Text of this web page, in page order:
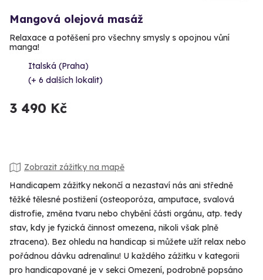
Mangová olejová masáž
Relaxace a potěšení pro všechny smysly s opojnou vůní
manga!
Italská (Praha)
(+ 6 dalších lokalit)
3 490 Kč
Zobrazit zážitky na mapě
Handicapem zážitky nekončí a nezastaví nás ani středně
těžké tělesné postižení (osteoporóza, amputace, svalová
distrofie, změna tvaru nebo chybění části orgánu, atp. tedy
stav, kdy je fyzická činnost omezena, nikoli však plně
ztracena). Bez ohledu na handicap si můžete užít relax nebo
pořádnou dávku adrenalinu! U každého zážitku v kategorii
pro handicapované je v sekci Omezení, podrobně popsáno